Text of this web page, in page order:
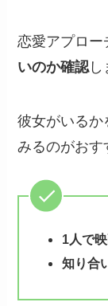
恋愛アプロー
いのか確認 し
彼女がいるか
みるのがおす
1人で
知り合